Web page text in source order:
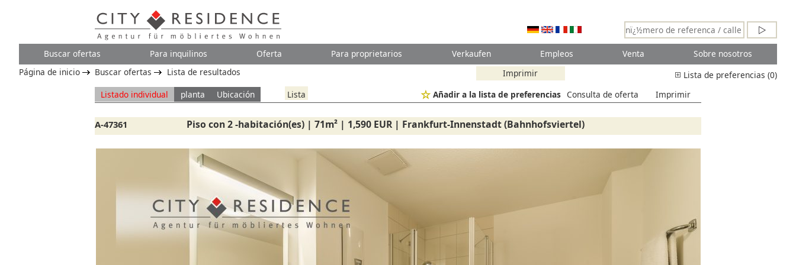
Buscar ofertas Para inquilinos Oferta Para proprietarios Verkaufen Empleos Venta
Sobre nosotros
Lista de preferencias (0)
Imprimir
Página de inicio Buscar ofertas
Lista de resultados
Listado individual
planta Ubicación Lista Imprimir
Consulta de oferta
Añadir a la lista de preferencias
A-47361 Piso con 2 -habitación(es) | 71m² | 1,590 EUR | Frankfurt-Innenstadt (Bahnhofsviertel)